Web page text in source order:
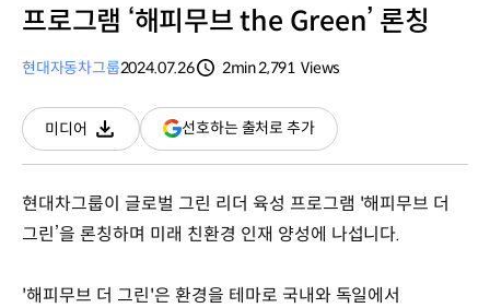
프로그램 ‘해피무브 the Green’ 론칭
현대자동차그룹2024.07.26
2min2,791 Views
미디어
다운로드
선호하는 출처로 추가(새
창
현대차그룹이 글로벌 그린 리더 육성 프로그램 '해피무브 더
그린’을 론칭하며 미래 친환경 인재 양성에 나섭니다.
'해피무브 더 그린'은 환경을 테마로 국내와 독일에서